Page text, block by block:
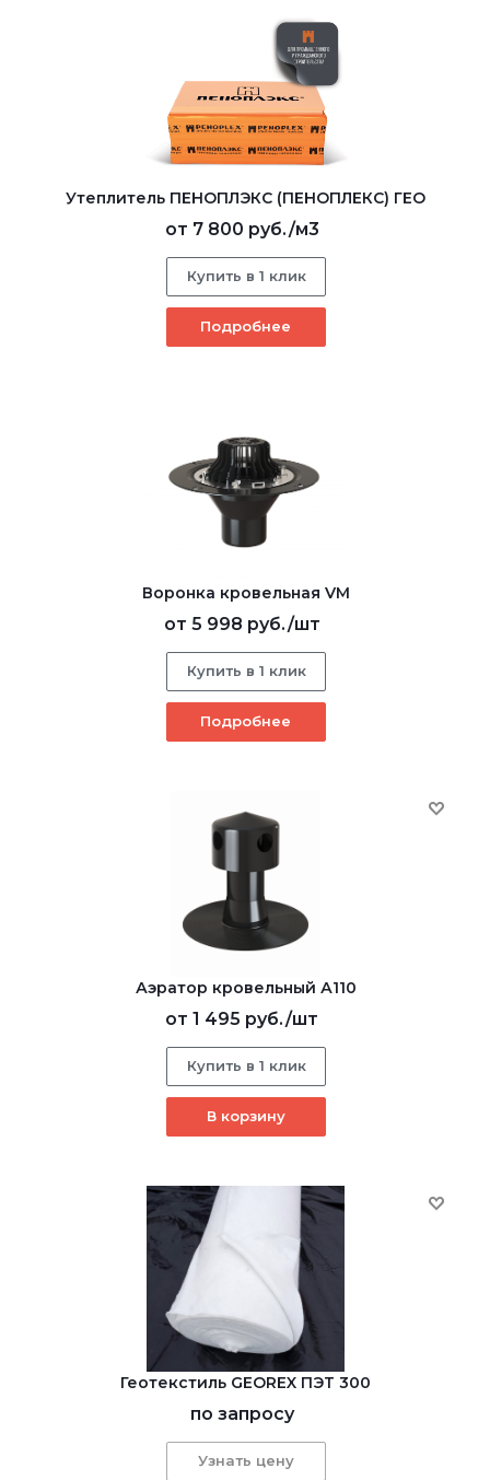
Утеплитель ПЕНОПЛЭКС (ПЕНОПЛЕКС) ГЕО
от 7 800 руб./м3
Купить в 1 клик
Подробнее
Воронка кровельная VM
от 5 998 руб./шт
Купить в 1 клик
Подробнее
Аэратор кровельный А110
от 1 495 руб./шт
Купить в 1 клик
В корзину
Геотекстиль GEОREX ПЭТ 300
по запросу
Узнать цену